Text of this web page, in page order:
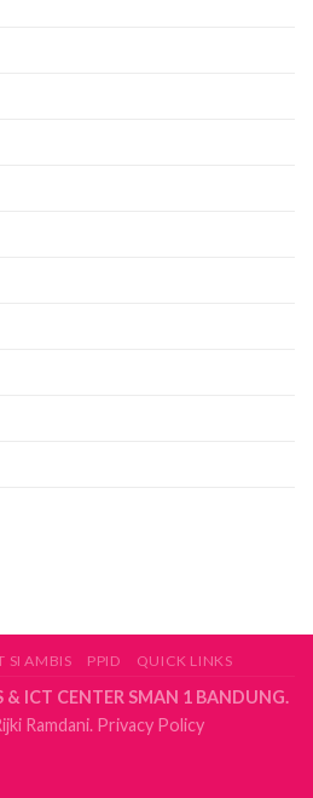
SI AMBIS PPID QUICK LINKS
& ICT CENTER SMAN 1 BANDUNG.
Ramdani.Privacy Policy